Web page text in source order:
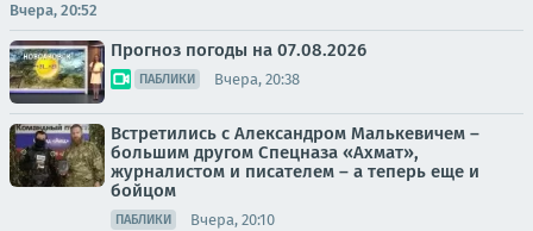
Вчера, 20:52
Прогноз погоды на 07.08.2026
ПАБЛИКИ Вчера, 20:38
Встретились с Александром Малькевичем –
большим другом Спецназа «Ахмат»,
журналистом и писателем – а теперь еще и
бойцом
ПАБЛИКИ Вчера, 20:10